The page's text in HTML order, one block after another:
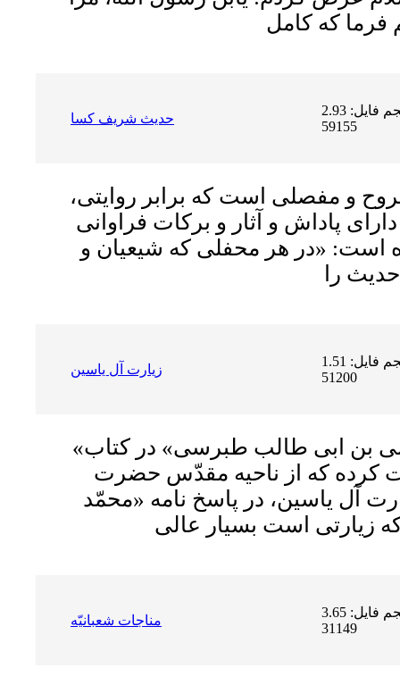
حدیث شریف کسا
حجم فایل: 2.93 MB | دریافت ها:
59155
و مفصلى است که برابر روایتى،
پاداش و آثار و برکات فراوانى
است: «در هر محفلى که شیعیان و
زيارت آل ياسين
حجم فایل: 1.51 MB | دریافت ها:
51200
«شیخ جلیل، احمد بن على بن ابى طالب طبرسى» در کتاب
کرده که از ناحیه مقدّس حضرت
آل ياسين، در پاسخ نامه «محمّد
مناجات شعبانیّه
حجم فایل: 3.65 MB | دریافت ها:
31149